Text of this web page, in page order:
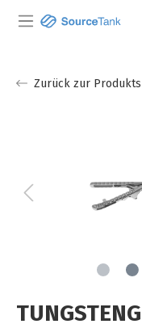
Zurück zur